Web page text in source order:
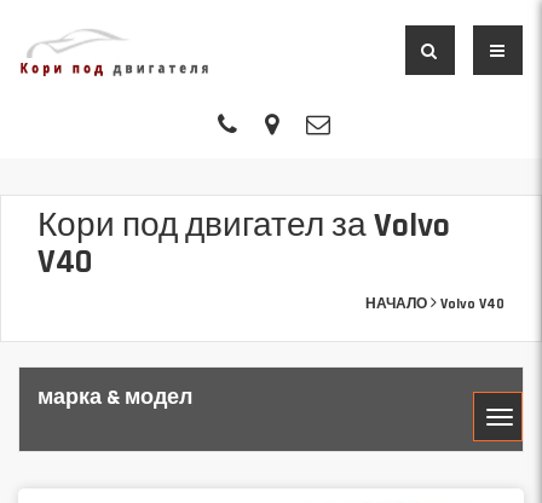
Кори под двигател за Volvo
V40
НАЧАЛО Volvo V40
марка & модел